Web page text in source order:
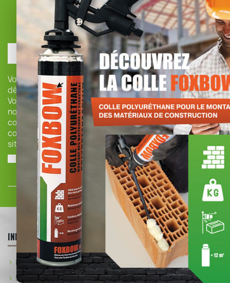
INSCRIPTION À LA
NEWSLETTER
Vous pouvez vous
désinscrire à tout moment.
Vous trouverez pour cela
nos informations de
contact dans les
conditions d'utilisation du
site.
J'accepte les conditions
générales et la politique de
confidentialité
INFOS PRATIQUES
Promotions
Nouveaux produits